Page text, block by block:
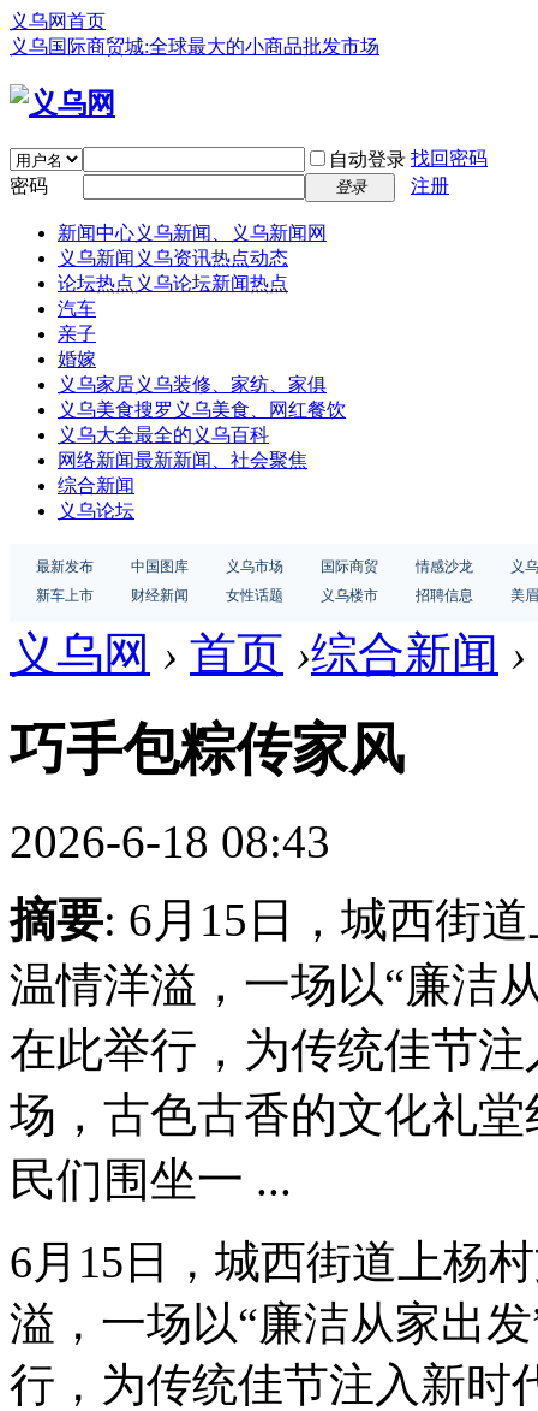
义乌网首页
义乌国际商贸城:全球最大的小商品批发市场
自动登录 找回密码
密码
登录 注册
新闻中心义乌新闻、义乌新闻网
义乌新闻 义乌资讯热点动态
论坛热点 义乌论坛新闻热点
汽车
亲子
婚嫁
义乌家居义乌装修、家纺、家俱
义乌美食搜罗义乌美食、网红餐饮
义乌大全最全的义乌百科
网络新闻最新新闻、社会聚焦
综合新闻
义乌论坛
最新发布 中国图库 义乌市场 国际商贸 情感沙龙
义
新车上市
财经新闻 女性话题 义乌楼市 招聘信息 美
义乌网 › 首页 ›综合新闻 ›
巧手包粽传家风
2026-6-18 08:43
摘要: 6月15日，城西街
温情洋溢，一场以“廉洁
在此举行，为传统佳节
场，古色古香的文化礼
民们围坐一 ...
6月15日，城西街道上杨
溢，一场以“廉洁从家出
行，为传统佳节注入新时